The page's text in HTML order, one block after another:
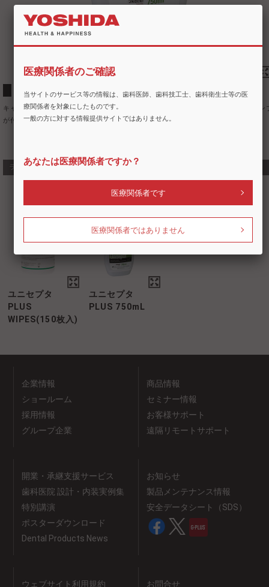
キャビネット表面の洗浄に
キャビネットや器具の表面等の汚れを、効果的に落とします。専用スプレーポン
が付属しています。
ラインナップ
ユニセプタ
PLUS
WIPES(150枚入)
ユニセプタ
PLUS 750mL
企業情報
ショールーム
採用情報
グループ企業
商品情報
セミナー情報
お客様サポート
遠隔リモートサポート
開業・承継支援サービス
歯科医院 設計・内装実例集
特別講演
ポスターダウンロード
Dental Products News
お知らせ
製品メンテナンス情報
安全データシート（SDS）
ウェブサイト利用規約 お問合せ
医療関係者のご確認
当サイトのサービス等の情報は、歯科医師、歯科技工士、歯科衛生士等の医
療関係者を対象にしたものです。
一般の方に対する情報提供サイトではありません。
あなたは医療関係者ですか？
医療関係者です
医療関係者ではありません